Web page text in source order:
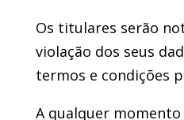
Os titulares serão
violação dos seus
termos e condições
A qualquer